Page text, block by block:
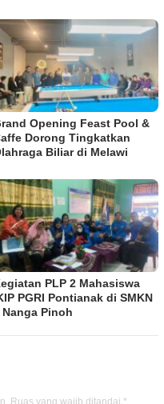
Opening Feast Pool &
Dorong Tingkatkan
Biliar di Melawi
PLP 2 Mahasiswa
PGRI Pontianak di SMKN
Nanga Pinoh